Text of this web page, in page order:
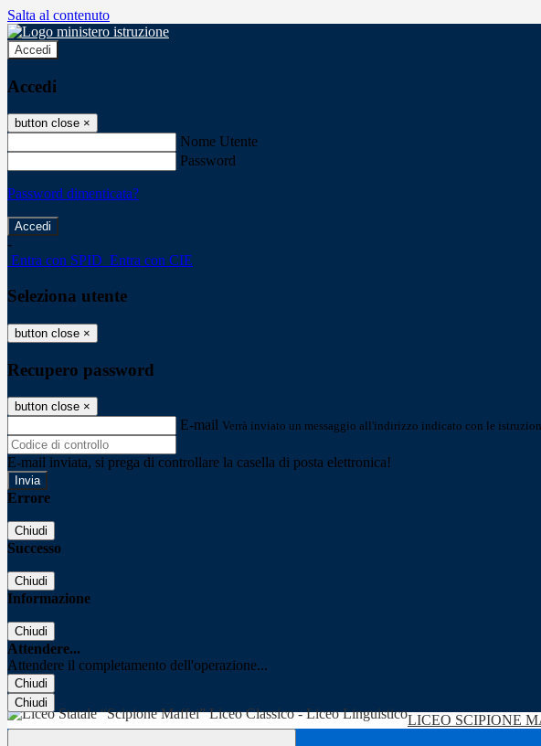
Salta al contenuto
Accedi
Accedi
button close ×
Nome Utente
Password
Password dimenticata?
-
Entra con SPID Entra con CIE
Seleziona utente
button close ×
Recupero password
button close ×
E-mail Verrà inviato un messaggio all'indirizzo indicato con le
E-mail inviata, si prega di controllare la casella di posta elettronica!
Errore
Chiudi
Successo
Chiudi
Informazione
Chiudi
Attendere...
Attendere il completamento dell'operazione...
Chiudi
Chiudi
LICEO SCIPIONE